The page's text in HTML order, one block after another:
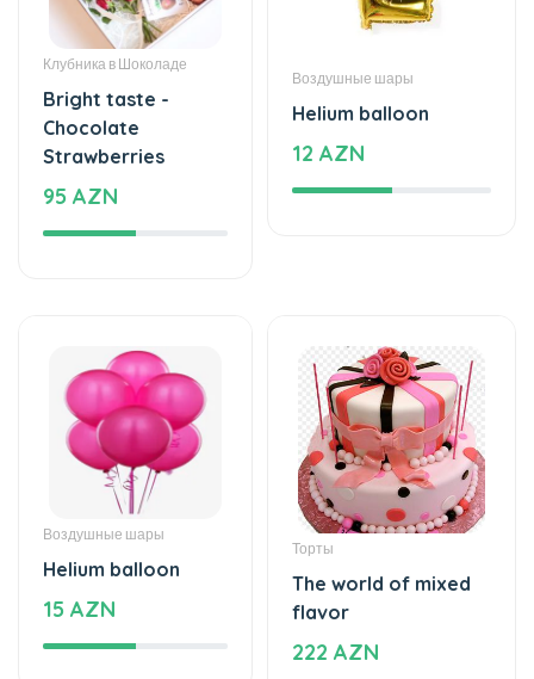
Клубника в Шоколаде
Bright taste -
Chocolate
Strawberries
95 AZN
Воздушные шары
Helium balloon
12 AZN
Воздушные шары
Helium balloon
15 AZN
Торты
The world of mixed
flavor
222 AZN